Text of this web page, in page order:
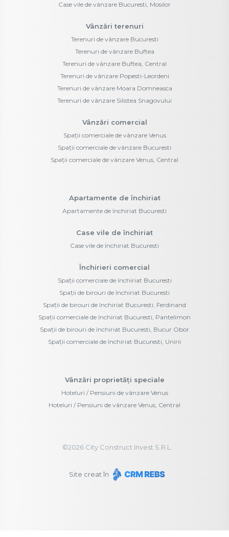
Case vile de vânzare Bucuresti, Mosilor
Vânzări terenuri
Terenuri de vânzare Bucuresti
Terenuri de vânzare Buftea
Terenuri de vânzare Buftea, Central
Terenuri de vânzare Popesti-Leordeni
Terenuri de vânzare Moara Domneasca
Terenuri de vânzare Silistea Snagovului
Vânzări comercial
Spații comerciale de vânzare Venus
Spații comerciale de vânzare Bucuresti
Spații comerciale de vânzare Venus, Central
Apartamente de închiriat
Apartamente de închiriat Bucuresti
Case vile de închiriat
Case vile de închiriat Bucuresti
Închirieri comercial
Spații comerciale de închiriat Bucuresti
Spații de birouri de închiriat Bucuresti
Spații de birouri de închiriat Bucuresti, Ferdinand
Spații comerciale de închiriat Bucuresti, Pantelimon
Spații de birouri de închiriat Bucuresti, Bucur Obor
Spații comerciale de închiriat Bucuresti, Unirii
Vânzări proprietăți speciale
Hoteluri / Pensiuni de vânzare Venus
Hoteluri / Pensiuni de vânzare Venus, Central
©2026City Construct Invest S.R.L.
Site creat în